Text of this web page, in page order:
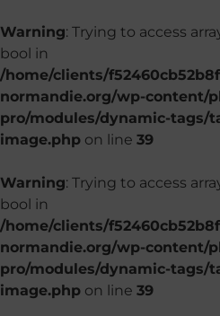
Warning: Trying to access
bool in
/home/clients/
normandie.org/wp-content/
pro/modules/dynamic-tags/
image.php on line 39
Warning: Trying to access
bool in
/home/clients/
normandie.org/wp-content/
pro/modules/dynamic-tags/
image.php on line 39